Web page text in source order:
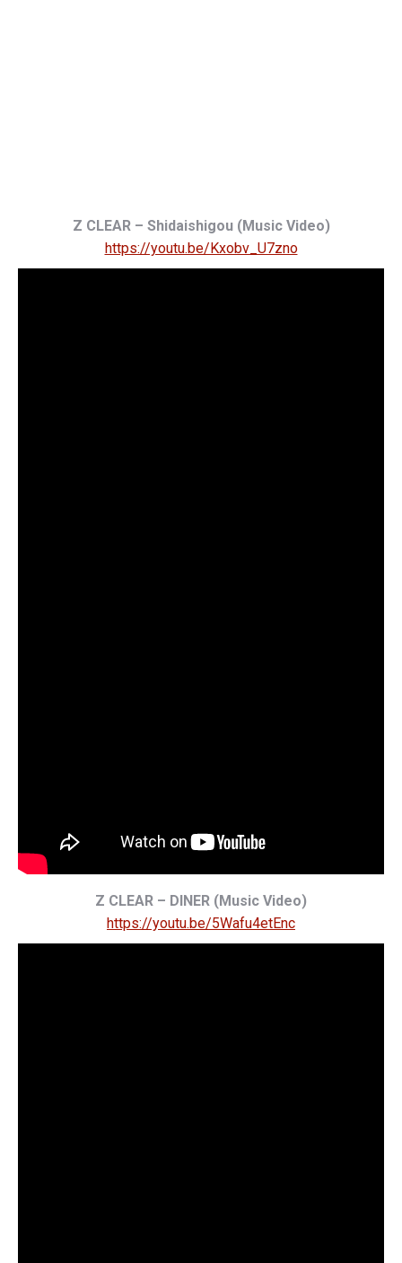
Z CLEAR – Shidaishigou (Music Video)
https://youtu.be/Kxobv_U7zno
Z CLEAR – DINER (Music Video)
https://youtu.be/5Wafu4etEnc